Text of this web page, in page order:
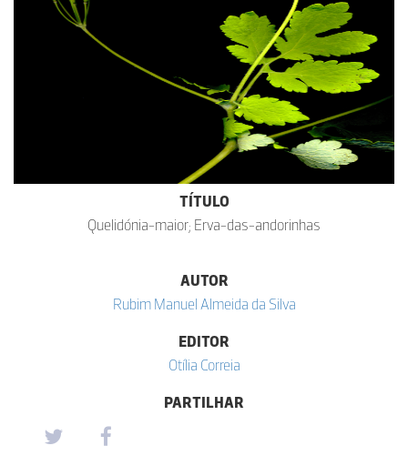
TÍTULO
Quelidónia-maior; Erva-das-andorinhas
AUTOR
Rubim Manuel Almeida da Silva
EDITOR
Otília Correia
PARTILHAR